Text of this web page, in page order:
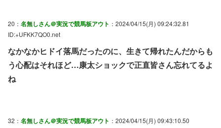
20： 名無しさん＠実況で競馬板アウト ：2024/04/15(月) 09:24:32.81
ID:+UFKK7QO0.net
なかなかヒドイ落馬だったのに、生きて帰れたんだからも
う心配はそれほど…康太ショックで正直皆さん忘れてるよ
ね
32： 名無しさん＠実況で競馬板アウト ：2024/04/15(月) 09:43:10.50